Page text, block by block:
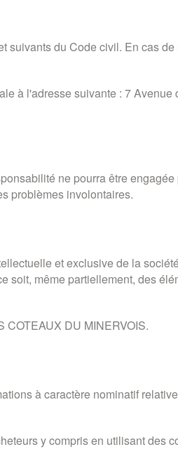
du Code civil. En cas
à l'adresse suivante : 7 Avenue
ne pourra être
problèmes involontaires.
et exclusive de la
soit, même partiellement, des
COTEAUX DU MINERVOIS.
à caractère nominatif
y compris en utilisant des